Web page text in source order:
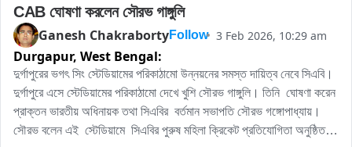
CAB ঘোষণা করলেন সৌরভ গাঙ্গুলি
Ganesh ChakrabortyFollow 3 Feb 2026, 10:29 am
Durgapur, West Bengal:
দুর্গাপুরের ভগৎ সিং স্টেডিয়ামের পরিকাঠামো উন্নয়নের সমস্ত দায়িত্ব নেবে সিএবি।
দুর্গাপুরে এসে স্টেডিয়ামের পরিকাঠামো দেখে খুশি সৌরভ গাঙ্গুলি। তিনি  ঘোষণা করেন
প্রাক্তন ভারতীয় অধিনায়ক তথা সিএবির  বর্তমান সভাপতি সৌরভ গঙ্গোপাধ্যায়।
সৌরভ বলেন এই  স্টেডিয়ামে  সিএবির পুরুষ মহিলা ক্রিকেট প্রতিযোগিতা অনুষ্ঠিত